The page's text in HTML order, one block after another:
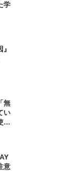
学
無
い
わ
意